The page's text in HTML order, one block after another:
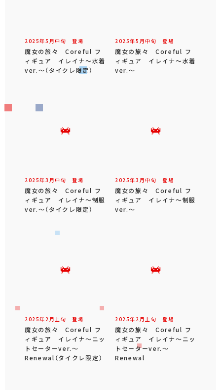
2025年5 月中旬 登場
魔女の旅々 Coreful フ
ィギュア イレイナ～水着
ver.～（タイクレ限定）
2025年5 月中旬 登場
魔女の旅々 Coreful フ
ィギュア イレイナ～水着
ver.～
2025年3 月中旬 登場
魔女の旅々 Coreful フ
ィギュア イレイナ～制服
ver.～（タイクレ限定）
2025年3 月中旬 登場
魔女の旅々 Coreful フ
ィギュア イレイナ～制服
ver.～
2025年 2 月 上旬 登場
魔女の旅々 Coreful フ
ィギュア イレイナ～ニッ
トセーターver.～
Renewal（タイクレ限定）
2025年 2 月 上旬 登場
魔女の旅々 Coreful フ
ィギュア イレイナ～ニッ
トセーターver.～
Renewal